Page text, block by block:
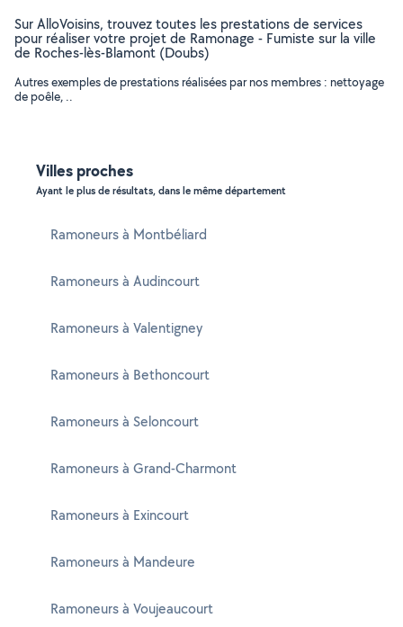
Sur AlloVoisins, trouvez toutes les prestations de services
pour réaliser votre projet de Ramonage - Fumiste sur la ville
de Roches-lès-Blamont (Doubs)
Autres exemples de prestations réalisées par nos membres : nettoyage
de poêle, ..
Villes proches
Ayant le plus de résultats, dans le même département
Ramoneurs à Montbéliard
Ramoneurs à Audincourt
Ramoneurs à Valentigney
Ramoneurs à Bethoncourt
Ramoneurs à Seloncourt
Ramoneurs à Grand-Charmont
Ramoneurs à Exincourt
Ramoneurs à Mandeure
Ramoneurs à Voujeaucourt